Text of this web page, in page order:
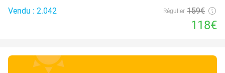
Vendu : 2.042
Régulier 159€
118€